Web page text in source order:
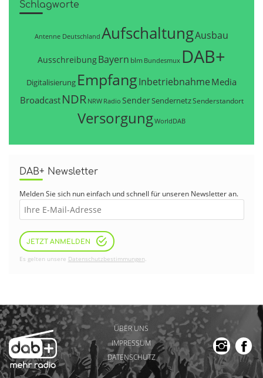
Schlagworte
Antenne Deutschland AufschaltungAusbau
AusschreibungBayern blm Bundesmux DAB+
Digitalisierung EmpfangInbetriebnahme Media
Broadcast NDR NRW Radio SenderSendernetzSenderstandort
VersorgungWorldDAB
DAB+ Newsletter
Melden Sie sich nun einfach und schnell für unseren Newsletter an.
JETZT ANMELDEN
Es gelten unsere Datenschutzbestimmungen.
ÜBER UNS
IMPRESSUM
DATENSCHUTZ